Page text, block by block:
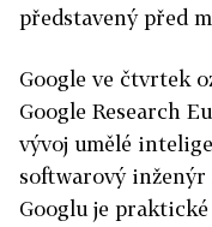
představený před
Google ve čtvrtek
Google Research
vývoj umělé
softwarový inženýr
Googlu je